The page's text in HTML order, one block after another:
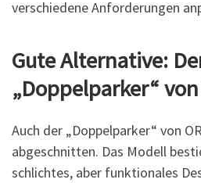
verschiedene Anforderungen
Gute Alternative:
„Doppelparker“ von
Auch der „Doppelparker“ von
abgeschnitten. Das Modell
schlichtes, aber funktionales